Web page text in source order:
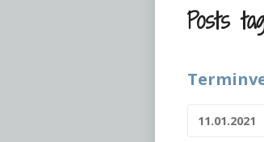
Posts
11.01.2021